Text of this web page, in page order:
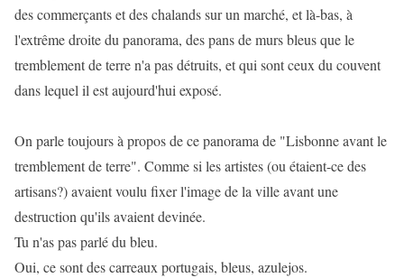
des commerçants et des chalands sur un marché, et là-bas, à
l'extrême droite du panorama, des pans de murs bleus que le
tremblement de terre n'a pas détruits, et qui sont ceux du couvent
dans lequel il est aujourd'hui exposé.
On parle toujours à propos de ce panorama de "Lisbonne avant le
tremblement de terre". Comme si les artistes (ou étaient-ce des
artisans?) avaient voulu fixer l'image de la ville avant une
destruction qu'ils avaient devinée.
Tu n'as pas parlé du bleu.
Oui, ce sont des carreaux portugais, bleus, azulejos.